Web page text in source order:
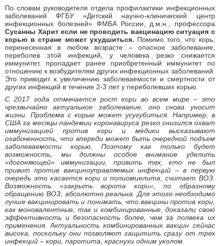
По словам руководителя отдела профилактики инфекционных
заболеваний ФГБУ «Детский научно-клинический центр
инфекционных болезней» ФМБА России, д.м.н., профессора
Сусанны Харит если не проводить вакцинацию ситуация с
корью в стране может ухудшиться. Помимо того, что корь,
перенесенная в любом возрасте – опасное заболевание,
переболев этой инфекций, у человека резко снижается
иммунитет, пропадает ранее приобретенный иммунитет по
отношению к возбудителям других инфекционных заболеваний.
Это приводит к увеличению заболеваемости и смертности от
других инфекций в течение 2-3 лет у переболевших корью.
С 2017 года отмечается рост кори во всем мире – это
чрезвычайно актуальное заболевание, оно снова уносит
жизни. Проблема с корью может усугубиться. Например, в
США за месяцы пандемии коронавируса резко снизился охват
иммунизацией против кори и медики высказывают
озабоченность, что впереди может быть очередной подъем
заболеваемости корью. Поэтому как только будет
возможность, мы должны особое внимание уделить
«догоняющей» иммунизации, привить тех, кто не был
привит против вакциноуправляемых инфекций – в первую
очередь это касается кори и полиомиелита, считает ВОЗ.
Возможность «закрыть ворота кори», по образному
обращению ВОЗ, абсолютно реальна. Для этого необходимо
лучше вакцинировать и понимать, что вакцины против кори,
как моновалентные, так и комбинированные, доказали свою
эффективность и безопасность более, чем за полвека их
применения .Актуальность комбинированных вакцин сейчас
высока, поскольку они позволяют защитить сразу от трех
инфекций – кори, паротита, краснухи одним уколом.